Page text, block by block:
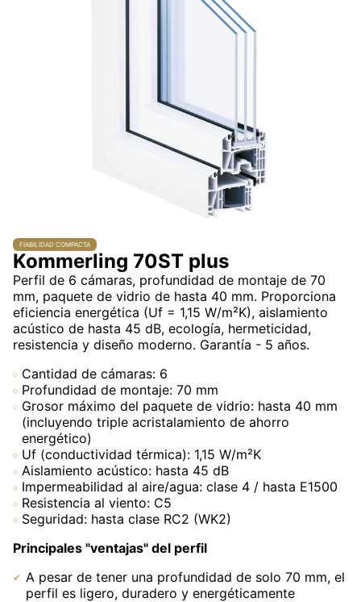
FIABILIDAD COMPACTA
Kommerling 70ST plus
Perfil de 6 cámaras, profundidad de montaje de 70
mm, paquete de vidrio de hasta 40 mm. Proporciona
eficiencia energética (Uf = 1,15 W/m²K), aislamiento
acústico de hasta 45 dB, ecología, hermeticidad,
resistencia y diseño moderno. Garantía - 5 años.
Cantidad de cámaras: 6
Profundidad de montaje: 70 mm
Grosor máximo del paquete de vidrio: hasta 40 mm
(incluyendo triple acristalamiento de ahorro
energético)
Uf (conductividad térmica): 1,15 W/m²K
Aislamiento acústico: hasta 45 dB
Impermeabilidad al aire/agua: clase 4 / hasta E1500
Resistencia al viento: C5
Seguridad: hasta clase RC2 (WK2)
Principales "ventajas" del perfil
A pesar de tener una profundidad de solo 70 mm, el
perfil es ligero, duradero y energéticamente